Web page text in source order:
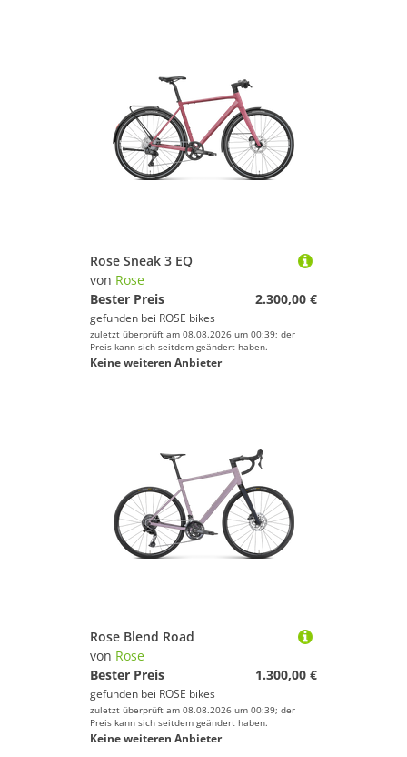
Rose Sneak 3 EQ
von Rose
Bester Preis
2.300,00 €
gefunden bei ROSE bikes
zuletzt überprüft am 08.08.2026 um 00:39; der
Preis kann sich seitdem geändert haben.
Keine weiteren Anbieter
Rose Blend Road
von Rose
Bester Preis
1.300,00 €
gefunden bei ROSE bikes
zuletzt überprüft am 08.08.2026 um 00:39; der
Preis kann sich seitdem geändert haben.
Keine weiteren Anbieter